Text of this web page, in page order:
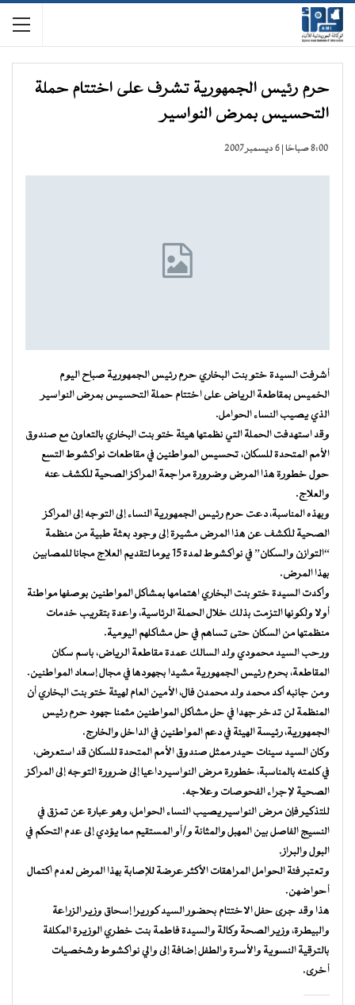
حرم رئيس الجمهورية تشرف على اختتام حملة
التحسيس بمرض النواسير
8:00 صباحًا | 6 ديسمبر 2007
أشرفت السيدة ختو بنت البخاري حرم رئيس الجمهورية صباح اليوم
الخميس بمقاطعة الرياض على اختتام حملة التحسيس بمرض النواسير
الذي يصيب النساء الحوامل.
وقد استهدفت الحملة التي نظمتها هيئة ختو بنت البخاري بالتعاون مع صندوق
الأمم المتحدة للسكان، تحسيس المواطنين في مقاطعات نواكشوط التسع
حول خطورة هذا المرض وضرورة مراجعة المراكز الصحية للكشف عنه
والعلاج.
وبهذه المناسبة، دعت حرم رئيس الجمهورية النساء إلى التوجه إلى المراكز
الصحية للكشف عن هذا المرض مشيرة إلى وجود بعثة طبية من منظمة
“التوازن والسكان” في نواكشوط لمدة 15 يوما لتقديم العلاج مجانا للمصابين
بهذا المرض.
وأكدت السيدة ختو بنت البخاري اهتمامها بمشاكل المواطنين بوصفها مواطنة
أولا ولكونها التزمت بذلك خلال الحملة الرئاسية، واعدة بتقريب خدمات
منظمتها من السكان حتى تساهم في حل مشاكلهم اليومية.
ورحب السيد محمودي ولد السالك عمدة مقاطعة الرياض، باسم سكان
المقاطعة، بحرم رئيس الجمهورية مشيدا بجهودها في مجال إسعاد المواطنين.
ومن جانبه أكد محمد ولد محمدن فال، الأمين العام لهيئة ختو بنت البخاري أن
المنظمة لن تدخر جهدا في حل مشاكل المواطنين مثمنا جهود حرم رئيس
الجمهورية، رئيسة الهيئة في دعم المواطنين في الداخل والخارج.
وكان السيد سينات حيدر ممثل صندوق الأمم المتحدة للسكان قد استعرض،
في كلمته بالمناسبة، خطورة مرض النواسير داعيا إلى ضرورة التوجه إلى المراكز
الصحية لإجراء الفحوصات وعلاجه.
للتذكير فإن مرض النواسير يصيب النساء الحوامل، وهو عبارة عن تمزق في
النسيج الفاصل بين المهبل والمثانة و/أو المستقيم مما يؤدي إلى عدم التحكم في
البول والبراز.
وتعتبر فئة الحوامل المراهقات الأكثر عرضة للإصابة بهذا المرض لعدم اكتمال
أحواضهن.
هذا وقد جرى حفل الاختتام بحضور السيد كوريرا إسحاق وزير الزراعة
والبيطرة، وزير الصحة وكالة والسيدة فاطمة بنت خطري الوزيرة المكلفة
بالترقية النسوية والأسرة والطفل إضافة إلى والي نواكشوط وشخصيات
أخرى.